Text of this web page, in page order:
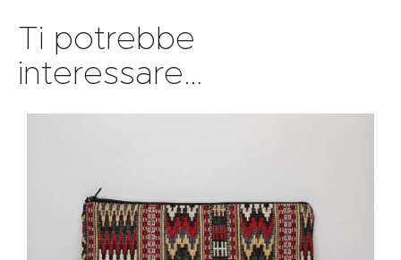
Ti potrebbe
interessare…